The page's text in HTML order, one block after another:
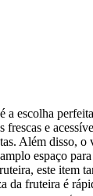
escolha
frescas e
Além disso,
espaço
este item
da fruteira é